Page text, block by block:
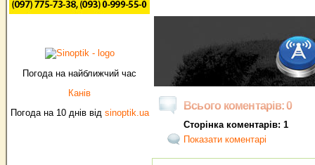
Погода на найближчий час
Канів
Погода на 10 днів від sinoptik.ua
Всього коментарів: 0
Сторінка коментарів: 1
Показати коментарі